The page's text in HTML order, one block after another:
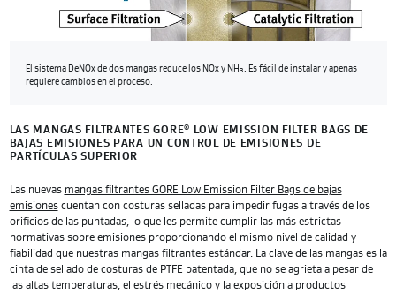
El sistema DeNOx de dos mangas reduce los NOx y NH3
. Es fácil de instalar y apenas
requiere cambios en el proceso.
LAS MANGAS FILTRANTES GORE®
LOW EMISSION FILTER BAGS DE
BAJAS EMISIONES PARA UN CONTROL DE EMISIONES DE
PARTÍCULAS SUPERIOR
Las nuevas mangas filtrantes GORE Low Emission Filter Bags de bajas
emisionescuentan con costuras selladas para impedir fugas a través de los
orificios de las puntadas, lo que les permite cumplir las más estrictas
normativas sobre emisiones proporcionando el mismo nivel de calidad y
fiabilidad que nuestras mangas filtrantes estándar. La clave de las mangas es la
cinta de sellado de costuras de PTFE patentada, que no se agrieta a pesar de
las altas temperaturas, el estrés mecánico y la exposición a productos